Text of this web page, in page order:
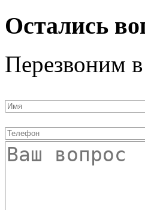
Остались
Перезвоним